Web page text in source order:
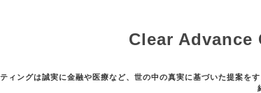
Clear
ィングは誠実に金融や医療など、世の中の真実に基づいた提案